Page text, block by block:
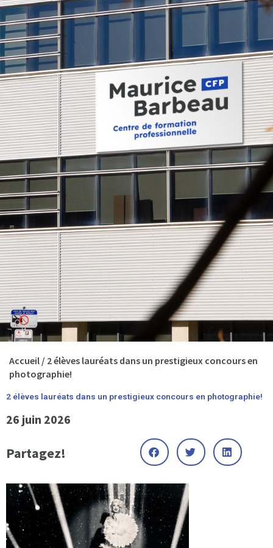
Accueil / 2 élèves lauréats dans un prestigieux concours en
photographie!
2 élèves lauréats dans un prestigieux concours en photographie!
26 juin 2026
Partagez!